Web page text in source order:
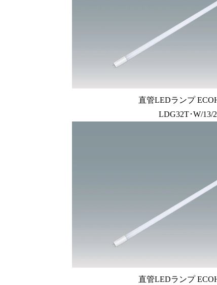
直管LEDランプ
LDG32T･W/13/
直管LEDランプ